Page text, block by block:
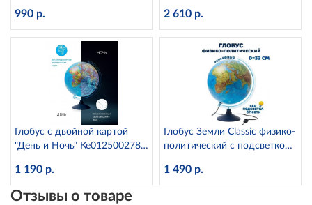
990 р. 2 610 р.
Глобус с двойной картой
"День и Ночь" Ке012500278
1 190 р.
Глобус Земли Classic физико-
политический с подсветкой
Ке013200233 Globen
1 490 р.
Отзывы о товаре